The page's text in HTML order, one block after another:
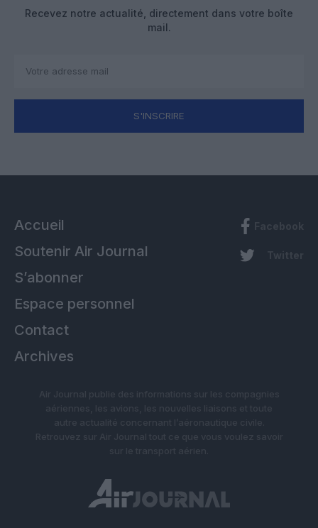
Recevez notre actualité, directement dans votre boîte
mail.
S'INSCRIRE
Accueil
Soutenir Air Journal
S’abonner
Espace personnel
Contact
Archives